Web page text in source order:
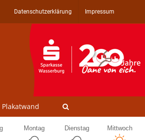
Datenschutzerklärung Impressum
Plakatwand